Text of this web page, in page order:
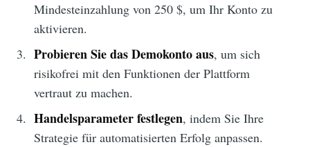
Mindesteinzahlung von 250 $, um Ihr Konto zu
aktivieren.
Probieren Sie das Demokonto aus, um sich
risikofrei mit den Funktionen der Plattform
vertraut zu machen.
Handelsparameter festlegen, indem Sie Ihre
Strategie für automatisierten Erfolg anpassen.